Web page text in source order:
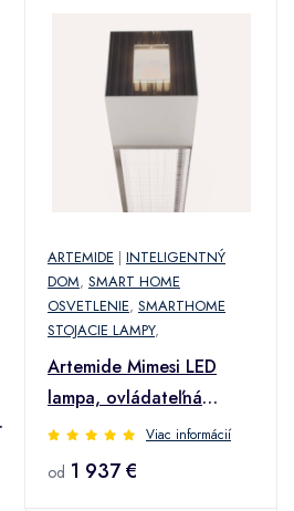
ARTEMIDE | INTELIGENTNÝ
DOM, SMART HOME
OSVETLENIE, SMARTHOME
STOJACIE LAMPY,
Artemide Mimesi LED
lampa, ovládateľná
aplikáciou
Viac informácií
od 1 937 €